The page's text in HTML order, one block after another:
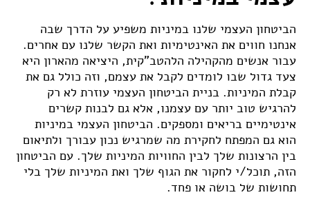
הביטחון העצמי שלנו במיניות משפיע על הדרך שבה
אנחנו חווים את האינטימיות ואת הקשר שלנו עם אחרים.
עבור אנשים מהקהילה הלהטב"קית, היציאה מהארון היא
צעד גדול שבו לומדים לקבל את עצמם, וזה כולל גם את
קבלת המיניות. בניית הביטחון העצמי עוזרת לא רק
להרגיש טוב יותר עם עצמנו, אלא גם לבנות קשרים
אינטימיים בריאים ומספקים. הביטחון העצמי במיניות
הוא גם המפתח לחקירת מה שמרגיש נכון עבורך ולתיאום
בין הרצונות שלך לבין החוויות המיניות שלך. עם הביטחון
הזה, תוכל/י לחקור את הגוף שלך ואת המיניות שלך בלי
תחושות של בושה או פחד.